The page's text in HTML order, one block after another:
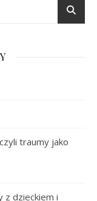
traumy jako
z dzieckiem i